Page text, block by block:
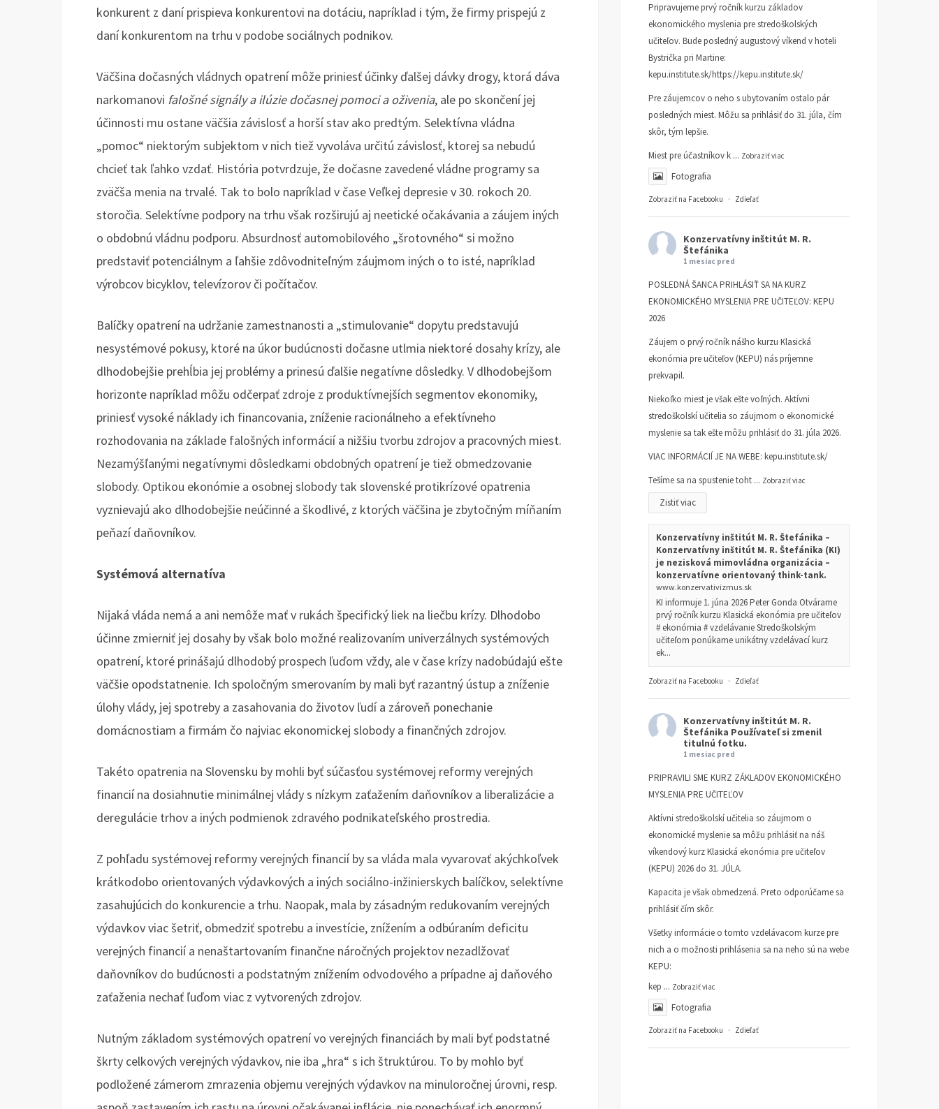
konkurent z daní prispieva konkurentovi na dotáciu, napríklad i tým, že firmy prispejú z
daní konkurentom na trhu v podobe sociálnych podnikov.
Väčšina dočasných vládnych opatrení môže priniesť účinky ďalšej dávky drogy, ktorá dáva
narkomanovi falošné signály a ilúzie dočasnej pomoci a oživenia, ale po skončení jej
účinnosti mu ostane väčšia závislosť a horší stav ako predtým. Selektívna vládna
„pomoc“ niektorým subjektom v nich tiež vyvoláva určitú závislosť, ktorej sa nebudú
chcieť tak ľahko vzdať. História potvrdzuje, že dočasne zavedené vládne programy sa
zväčša menia na trvalé. Tak to bolo napríklad v čase Veľkej depresie v 30. rokoch 20.
storočia. Selektívne podpory na trhu však rozširujú aj neetické očakávania a záujem iných
o obdobnú vládnu podporu. Absurdnosť automobilového „šrotovného“ si možno
predstaviť potenciálnym a ľahšie zdôvodniteľným záujmom iných o to isté, napríklad
výrobcov bicyklov, televízorov či počítačov.
Balíčky opatrení na udržanie zamestnanosti a „stimulovanie“ dopytu predstavujú
nesystémové pokusy, ktoré na úkor budúcnosti dočasne utlmia niektoré dosahy krízy, ale
dlhodobejšie prehĺbia jej problémy a prinesú ďalšie negatívne dôsledky. V dlhodobejšom
horizonte napríklad môžu odčerpať zdroje z produktívnejších segmentov ekonomiky,
priniesť vysoké náklady ich financovania, zníženie racionálneho a efektívneho
rozhodovania na základe falošných informácií a nižšiu tvorbu zdrojov a pracovných miest.
Nezamýšľanými negatívnymi dôsledkami obdobných opatrení je tiež obmedzovanie
slobody. Optikou ekonómie a osobnej slobody tak slovenské protikrízové opatrenia
vyznievajú ako dlhodobejšie neúčinné a škodlivé, z ktorých väčšina je zbytočným míňaním
peňazí daňovníkov.
Systémová alternatíva
Nijaká vláda nemá a ani nemôže mať v rukách špecifický liek na liečbu krízy. Dlhodobo
účinne zmierniť jej dosahy by však bolo možné realizovaním univerzálnych systémových
opatrení, ktoré prinášajú dlhodobý prospech ľuďom vždy, ale v čase krízy nadobúdajú ešte
väčšie opodstatnenie. Ich spoločným smerovaním by mali byť razantný ústup a zníženie
úlohy vlády, jej spotreby a zasahovania do životov ľudí a zároveň ponechanie
domácnostiam a firmám čo najviac ekonomickej slobody a finančných zdrojov.
Takéto opatrenia na Slovensku by mohli byť súčasťou systémovej reformy verejných
financií na dosiahnutie minimálnej vlády s nízkym zaťažením daňovníkov a liberalizácie a
deregulácie trhov a iných podmienok zdravého podnikateľského prostredia.
Z pohľadu systémovej reformy verejných financií by sa vláda mala vyvarovať akýchkoľvek
krátkodobo orientovaných výdavkových a iných sociálno-inžinierskych balíčkov, selektívne
zasahujúcich do konkurencie a trhu. Naopak, mala by zásadným redukovaním verejných
výdavkov viac šetriť, obmedziť spotrebu a investície, znížením a odbúraním deficitu
verejných financií a nenaštartovaním finančne náročných projektov nezadlžovať
daňovníkov do budúcnosti a podstatným znížením odvodového a prípadne aj daňového
zaťaženia nechať ľuďom viac z vytvorených zdrojov.
Nutným základom systémových opatrení vo verejných financiách by mali byť podstatné
škrty celkových verejných výdavkov, nie iba „hra“ s ich štruktúrou. To by mohlo byť
podložené zámerom zmrazenia objemu verejných výdavkov na minuloročnej úrovni, resp.
Pripravujeme prvý ročník kurzu základov
ekonomického myslenia pre stredoškolských
učiteľov. Bude posledný augustový víkend v hoteli
Bystrička pri Martine:
kepu.institute.sk/https://kepu.institute.sk/
Pre záujemcov o neho s ubytovaním ostalo pár
posledných miest. Môžu sa prihlásiť do 31. júla, čím
skôr, tým lepšie.
Miest pre účastníkov k ... Zobraziť viac
Fotografia
Zobraziť na Facebooku · Zdieľať
Konzervatívny inštitút M. R.
Štefánika
1 mesiac pred
POSLEDNÁ ŠANCA PRIHLÁSIŤ SA NA KURZ
EKONOMICKÉHO MYSLENIA PRE UČITEĽOV: KEPU
2026
Záujem o prvý ročník nášho kurzu Klasická
ekonómia pre učiteľov (KEPU) nás príjemne
prekvapil.
Niekoľko miest je však ešte voľných. Aktívni
stredoškolskí učitelia so záujmom o ekonomické
myslenie sa tak ešte môžu prihlásiť do 31. júla 2026.
VIAC INFORMÁCIÍ JE NA WEBE: kepu.institute.sk/
Tešíme sa na spustenie toht ... Zobraziť viac
Zistiť viac
Konzervatívny inštitút M. R. Štefánika –
Konzervatívny inštitút M. R. Štefánika (KI)
je nezisková mimovládna organizácia –
konzervatívne orientovaný think-tank.
www.konzervativizmus.sk
KI informuje 1. júna 2026 Peter Gonda Otvárame
prvý ročník kurzu Klasická ekonómia pre učiteľov
# ekonómia # vzdelávanie Stredoškolským
učiteľom ponúkame unikátny vzdelávací kurz
ek...
Zobraziť na Facebooku · Zdieľať
Konzervatívny inštitút M. R.
Štefánika Používateľ si zmenil
titulnú fotku.
1 mesiac pred
PRIPRAVILI SME KURZ ZÁKLADOV EKONOMICKÉHO
MYSLENIA PRE UČITEĽOV
Aktívni stredoškolskí učitelia so záujmom o
ekonomické myslenie sa môžu prihlásiť na náš
víkendový kurz Klasická ekonómia pre učiteľov
(KEPU) 2026 do 31. JÚLA.
Kapacita je však obmedzená. Preto odporúčame sa
prihlásiť čím skôr.
Všetky informácie o tomto vzdelávacom kurze pre
nich a o možnosti prihlásenia sa na neho sú na webe
KEPU:
kep ... Zobraziť viac
Fotografia
Zobraziť na Facebooku · Zdieľať